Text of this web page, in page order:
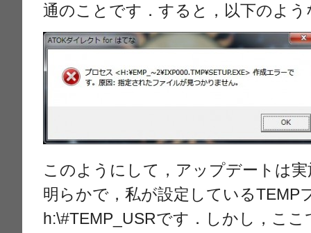
通のことです．すると，以下のよ
このようにして，アップデートは
明らかで，私が設定しているTEMP
h:\#TEMP_USRです．しかし，こ